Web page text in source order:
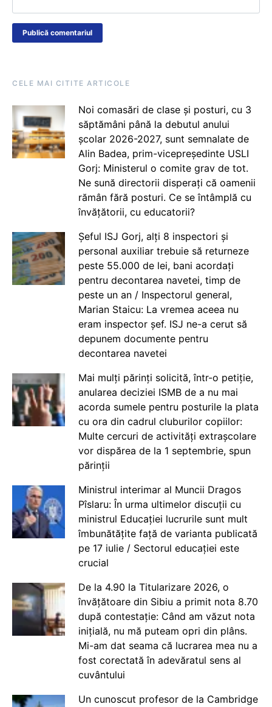
CELE MAI CITITE ARTICOLE
Noi comasări de clase și posturi, cu 3
săptămâni până la debutul anului
școlar 2026-2027, sunt semnalate de
Alin Badea, prim-vicepreședinte USLI
Gorj: Ministerul o comite grav de tot.
Ne sună directorii disperați că oamenii
rămân fără posturi. Ce se întâmplă cu
învățătorii, cu educatorii?
Șeful ISJ Gorj, alți 8 inspectori și
personal auxiliar trebuie să returneze
peste 55.000 de lei, bani acordați
pentru decontarea navetei, timp de
peste un an / Inspectorul general,
Marian Staicu: La vremea aceea nu
eram inspector șef. ISJ ne-a cerut să
depunem documente pentru
decontarea navetei
Mai mulți părinți solicită, într-o petiție,
anularea deciziei ISMB de a nu mai
acorda sumele pentru posturile la plata
cu ora din cadrul cluburilor copiilor:
Multe cercuri de activități extrașcolare
vor dispărea de la 1 septembrie, spun
părinții
Ministrul interimar al Muncii Dragos
Pîslaru: În urma ultimelor discuții cu
ministrul Educației lucrurile sunt mult
îmbunătățite față de varianta publicată
pe 17 iulie / Sectorul educației este
crucial
De la 4.90 la Titularizare 2026, o
învățătoare din Sibiu a primit nota 8.70
după contestație: Când am văzut nota
inițială, nu mă puteam opri din plâns.
Mi-am dat seama că lucrarea mea nu a
fost corectată în adevăratul sens al
cuvântului
Un cunoscut profesor de la Cambridge